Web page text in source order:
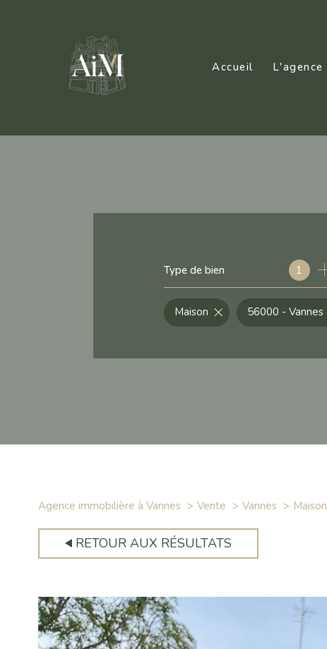
Accueil L'agence
Type de bien 1
Maison 56000 - Vannes
Agence immobilière à Vannes Vente Vannes Maison
RETOUR AUX RÉSULTATS